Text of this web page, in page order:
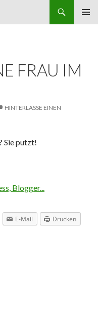
FRAU IM
HINTERLASSE EINEN
Sie putzt!
E-Mail Drucken